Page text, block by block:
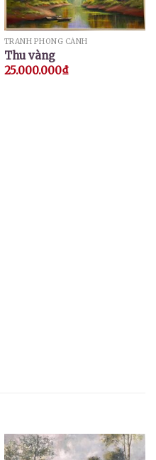
TRANH PHONG CẢNH
Thu vàng
25.000.000₫